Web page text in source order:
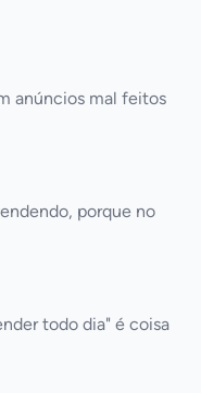
anúncios mal feitos
porque no
todo dia" é coisa